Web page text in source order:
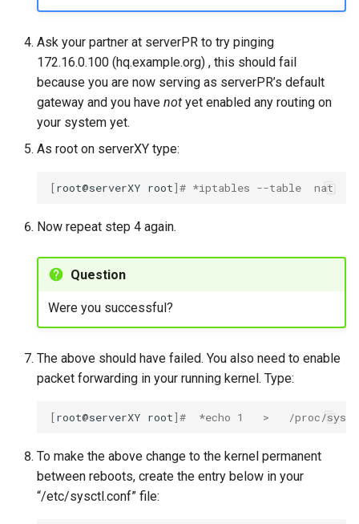
Ask your partner at serverPR to try pinging
172.16.0.100 (hq.example.org) , this should fail
because you are now serving as serverPR’s default
gateway and you have not yet enabled any routing on
your system yet.
As root on serverXY type:
[root@serverXY root]# *iptables --table  nat  -A
Now repeat step 4 again.
Question
Were you successful?
The above should have failed. You also need to enable
packet forwarding in your running kernel. Type:
[root@serverXY root]#  *echo 1   >   /proc/sys/
To make the above change to the kernel permanent
between reboots, create the entry below in your
“/etc/sysctl.conf” file: